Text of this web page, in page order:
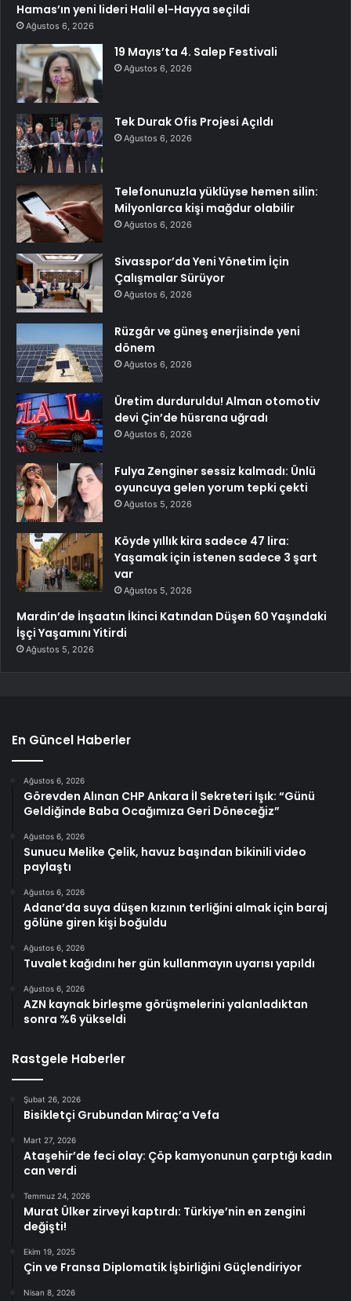
Hamas’ın yeni lideri Halil el-Hayya seçildi
Ağustos 6, 2026
19 Mayıs’ta 4. Salep Festivali
Ağustos 6, 2026
Tek Durak Ofis Projesi Açıldı
Ağustos 6, 2026
Telefonunuzla yüklüyse hemen silin:
Milyonlarca kişi mağdur olabilir
Ağustos 6, 2026
Sivasspor’da Yeni Yönetim İçin
Çalışmalar Sürüyor
Ağustos 6, 2026
Rüzgâr ve güneş enerjisinde yeni
dönem
Ağustos 6, 2026
Üretim durduruldu! Alman otomotiv
devi Çin’de hüsrana uğradı
Ağustos 6, 2026
Fulya Zenginer sessiz kalmadı: Ünlü
oyuncuya gelen yorum tepki çekti
Ağustos 5, 2026
Köyde yıllık kira sadece 47 lira:
Yaşamak için istenen sadece 3 şart
var
Ağustos 5, 2026
Mardin’de İnşaatın İkinci Katından Düşen 60 Yaşındaki
İşçi Yaşamını Yitirdi
Ağustos 5, 2026
En Güncel Haberler
Ağustos 6, 2026
Görevden Alınan CHP Ankara İl Sekreteri Işık: “Günü
Geldiğinde Baba Ocağımıza Geri Döneceğiz”
Ağustos 6, 2026
Sunucu Melike Çelik, havuz başından bikinili video
paylaştı
Ağustos 6, 2026
Adana’da suya düşen kızının terliğini almak için baraj
gölüne giren kişi boğuldu
Ağustos 6, 2026
Tuvalet kağıdını her gün kullanmayın uyarısı yapıldı
Ağustos 6, 2026
AZN kaynak birleşme görüşmelerini yalanladıktan
sonra %6 yükseldi
Rastgele Haberler
Şubat 26, 2026
Bisikletçi Grubundan Miraç’a Vefa
Mart 27, 2026
Ataşehir’de feci olay: Çöp kamyonunun çarptığı kadın
can verdi
Temmuz 24, 2026
Murat Ülker zirveyi kaptırdı: Türkiye’nin en zengini
değişti!
Ekim 19, 2025
Çin ve Fransa Diplomatik İşbirliğini Güçlendiriyor
Nisan 8, 2026